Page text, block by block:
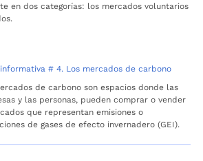
en dos categorías: los mercados voluntarios
# 4. Los mercados de carbono
de carbono son espacios donde las
y las personas, pueden comprar o vender
que representan emisiones o
de gases de efecto invernadero (GEI).